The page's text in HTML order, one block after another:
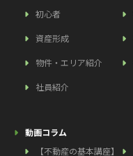
初心者
資産形成
物件・エリア紹介
社員紹介
動画コラム
【不動産の基本講座】